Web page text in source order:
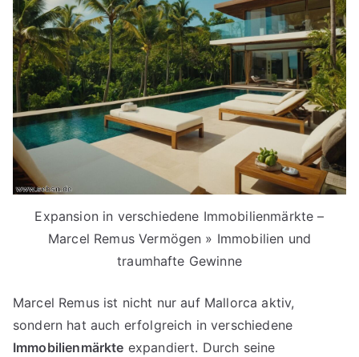
Expansion in verschiedene Immobilienmärkte –
Marcel Remus Vermögen » Immobilien und
traumhafte Gewinne
Marcel Remus ist nicht nur auf Mallorca aktiv,
sondern hat auch erfolgreich in verschiedene
Immobilienmärkte expandiert. Durch seine